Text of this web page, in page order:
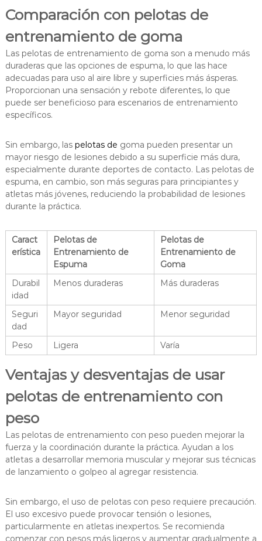
Comparación con pelotas de
entrenamiento de goma
Las pelotas de entrenamiento de goma son a menudo más
duraderas que las opciones de espuma, lo que las hace
adecuadas para uso al aire libre y superficies más ásperas.
Proporcionan una sensación y rebote diferentes, lo que
puede ser beneficioso para escenarios de entrenamiento
específicos.
Sin embargo, las pelotas de goma pueden presentar un
mayor riesgo de lesiones debido a su superficie más dura,
especialmente durante deportes de contacto. Las pelotas de
espuma, en cambio, son más seguras para principiantes y
atletas más jóvenes, reduciendo la probabilidad de lesiones
durante la práctica.
Caract
erística
Pelotas de
Entrenamiento de
Espuma
Pelotas de
Entrenamiento de
Goma
Durabil
idad
Menos duraderas Más duraderas
Seguri
dad
Mayor seguridad Menor seguridad
Peso Ligera Varía
Ventajas y desventajas de usar
pelotas de entrenamiento con
peso
Las pelotas de entrenamiento con peso pueden mejorar la
fuerza y la coordinación durante la práctica. Ayudan a los
atletas a desarrollar memoria muscular y mejorar sus técnicas
de lanzamiento o golpeo al agregar resistencia.
Sin embargo, el uso de pelotas con peso requiere precaución.
El uso excesivo puede provocar tensión o lesiones,
particularmente en atletas inexpertos. Se recomienda
comenzar con pesos más ligeros y aumentar gradualmente a